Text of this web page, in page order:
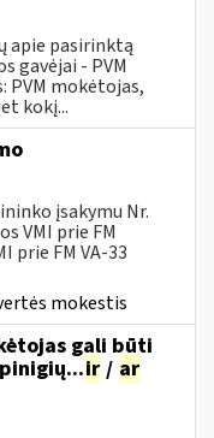
apie pasirinktą
gavėjai - PVM
PVM mokėtojas,
kokį...
įsakymu Nr.
VMI prie FM
prie FM VA-33
mokestis
gali būti
ir / ar